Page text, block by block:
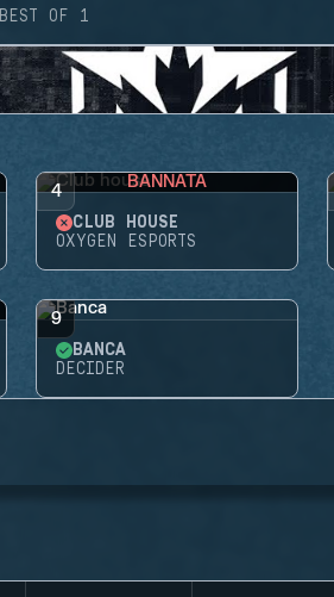
BEST OF 1
4 BANNATA
CLUB HOUSE
OXYGEN ESPORTS
9
BANCA
DECIDER